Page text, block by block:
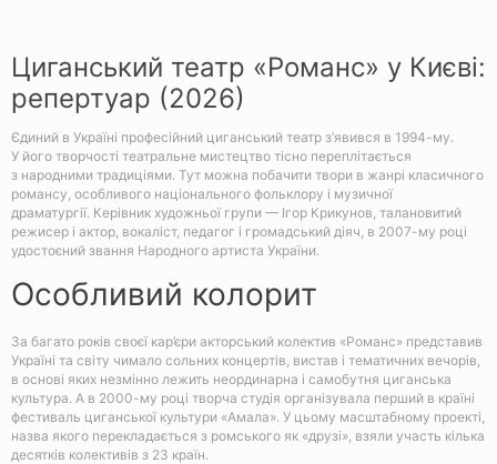
Циганський театр «Романс» у Києві:
репертуар (2026)
Єдиний в Україні професійний циганський театр з’явився в 1994-му.
У його творчості театральне мистецтво тісно переплітається
з народними традиціями. Тут можна побачити твори в жанрі класичного
романсу, особливого національного фольклору і музичної
драматургії. Керівник художньої групи — Ігор Крикунов, талановитий
режисер і актор, вокаліст, педагог і громадський діяч, в 2007-му році
удостоєний звання Народного артиста України.
Особливий колорит
За багато років своєї кар’єри акторський колектив «Романс» представив
Україні та світу чимало сольних концертів, вистав і тематичних вечорів,
в основі яких незмінно лежить неординарна і самобутня циганська
культура. А в 2000-му році творча студія організувала перший в країні
фестиваль циганської культури «Амала». У цьому масштабному проекті,
назва якого перекладається з ромського як «друзі», взяли участь кілька
десятків колективів з 23 країн.